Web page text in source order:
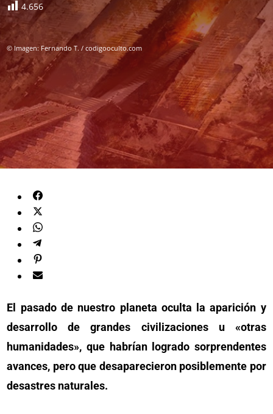
4.656
© Imagen: Fernando T. / codigooculto.com
El pasado de nuestro planeta oculta la aparición y
desarrollo de grandes civilizaciones u «otras
humanidades», que habrían logrado sorprendentes
avances, pero que desaparecieron posiblemente por
desastres naturales.